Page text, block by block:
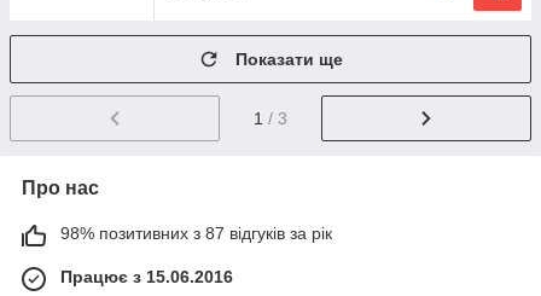
Показати ще
1 / 3
Про нас
98% позитивних з 87 відгуків за рік
Працює з 15.06.2016